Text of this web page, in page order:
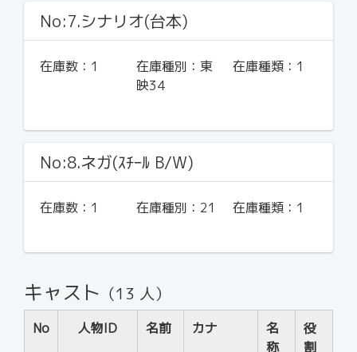
No:7.シナリオ(台本)
在庫数： 1 在庫種別： 東
映34
在庫種類： 1
No:8.ネガ(ｽﾁｰﾙ B/W)
在庫数： 1 在庫種別： 21 在庫種類： 1
キャスト （13 人）
No 人物ID 名前 カナ
名
称
役
割